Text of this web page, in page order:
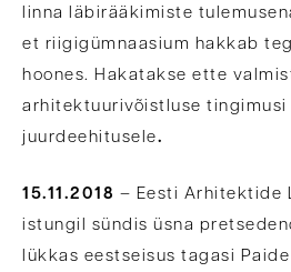
linna läbirääkimiste
et riigigümnaasium hakkab
hoones. Hakatakse ette
arhitektuurivõistluse tingimusi
juurdeehitusele.
15.11.2018 – Eesti Arhitektide
istungil sündis üsna
lükkas eestseisus tagasi